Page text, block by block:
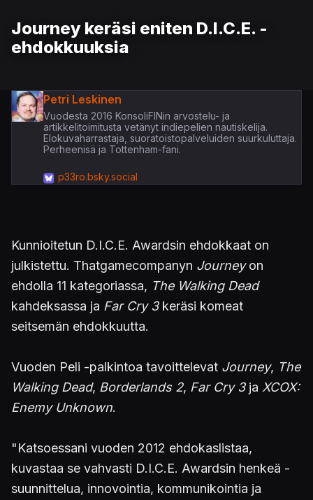
Journey keräsi eniten D.I.C.E. -
ehdokkuuksia
Petri Leskinen
Vuodesta 2016 KonsoliFINin arvostelu- ja
artikkelitoimitusta vetänyt indiepelien nautiskelija.
Elokuvaharrastaja, suoratoistopalveluiden suurkuluttaja.
Perheenisä ja Tottenham-fani.
p33ro.bsky.social
Kunnioitetun D.I.C.E. Awardsin ehdokkaat on
julkistettu. Thatgamecompanyn Journeyon
ehdolla 11 kategoriassa, The Walking Dead
kahdeksassa ja Far Cry 3keräsi komeat
seitsemän ehdokkuutta.
Vuoden Peli -palkintoa tavoittelevat Journey, The
Walking Dead, Borderlands 2, Far Cry 3ja XCOX:
Enemy Unknown.
"Katsoessani vuoden 2012 ehdokaslistaa,
kuvastaa se vahvasti D.I.C.E. Awardsin henkeä -
suunnittelua, innovointia, kommunikointia ja